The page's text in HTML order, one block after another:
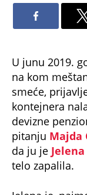
na kom
smeće,
kontejnera
devizne
pitanju Majda
da ju je
telo zapalila.